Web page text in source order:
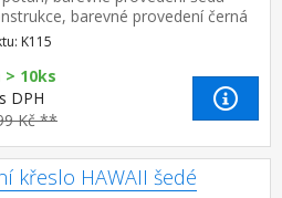
barevné provedení černá
46 cm
K115
> 10ks
s DPH
Kč **
křeslo HAWAII šedé